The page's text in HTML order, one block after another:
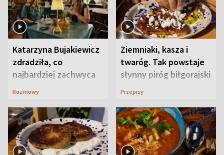
Katarzyna Bujakiewicz
zdradziła, co
najbardziej zachwyca
ją w Lublinie
Rozmowy
Ziemniaki, kasza i
twaróg. Tak powstaje
słynny piróg biłgorajski
Przepisy